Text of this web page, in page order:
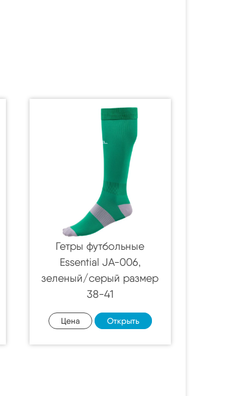
Гетры футбольные
Essential JA-006,
зеленый/серый размер
38-41
Цена Открыть